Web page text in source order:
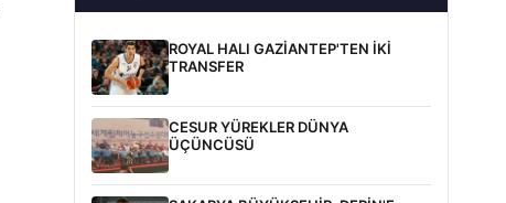
ROYAL HALI GAZİANTEP'TEN İKİ
TRANSFER
CESUR YÜREKLER DÜNYA
ÜÇÜNCÜSÜ